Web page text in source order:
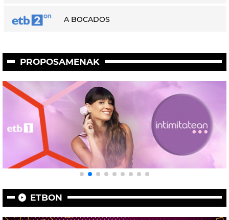
A BOCADOS
PROPOSAMENAK
ETBON